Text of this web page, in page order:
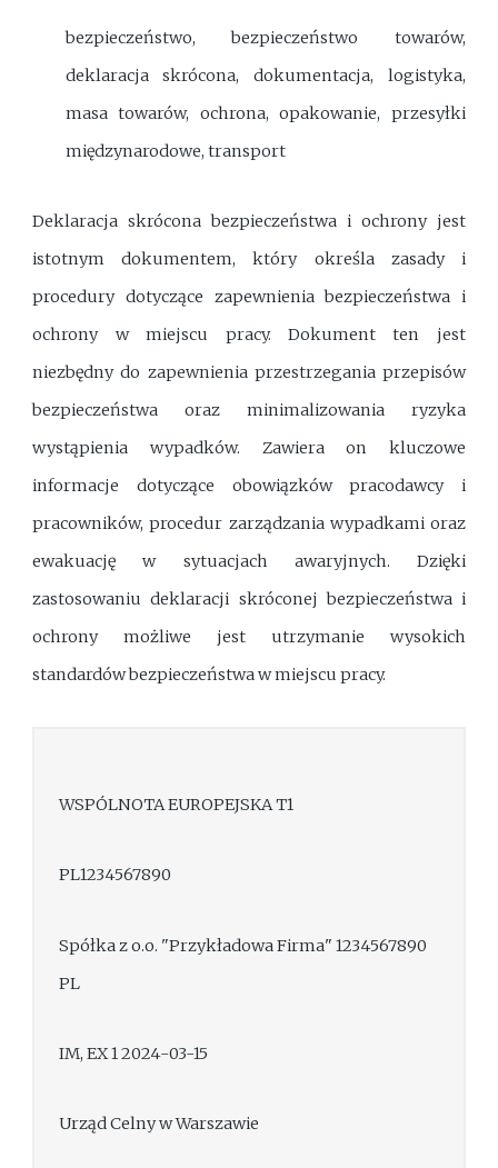
bezpieczeństwo, bezpieczeństwo towarów,
deklaracja skrócona, dokumentacja, logistyka,
masa towarów, ochrona, opakowanie, przesyłki
międzynarodowe, transport
Deklaracja skrócona bezpieczeństwa i ochrony jest
istotnym dokumentem, który określa zasady i
procedury dotyczące zapewnienia bezpieczeństwa i
ochrony w miejscu pracy. Dokument ten jest
niezbędny do zapewnienia przestrzegania przepisów
bezpieczeństwa oraz minimalizowania ryzyka
wystąpienia wypadków. Zawiera on kluczowe
informacje dotyczące obowiązków pracodawcy i
pracowników, procedur zarządzania wypadkami oraz
ewakuację w sytuacjach awaryjnych. Dzięki
zastosowaniu deklaracji skróconej bezpieczeństwa i
ochrony możliwe jest utrzymanie wysokich
standardów bezpieczeństwa w miejscu pracy.
WSPÓLNOTA EUROPEJSKA T1
PL1234567890
Spółka z o.o. "Przykładowa Firma" 1234567890
PL
IM, EX 1 2024-03-15
Urząd Celny w Warszawie